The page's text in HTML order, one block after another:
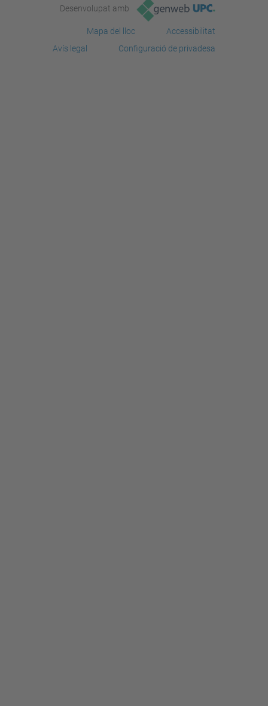
Desenvolupat amb
Mapa del lloc
Accessibilitat
Avís legal
Configuració de privadesa